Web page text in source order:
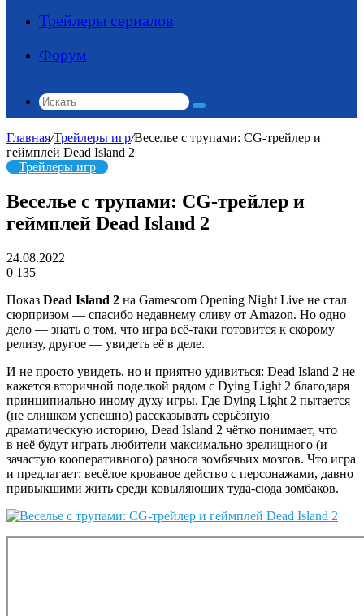
Трейлеры сериалов
Форум
Искать
Главная/Трейлеры игр/Веселье с трупами: CG-трейлер и
геймплей Dead Island 2
Трейлеры игр
Веселье с трупами: CG-трейлер и
геймплей Dead Island 2
24.08.2022
0 135
Показ Dead Island 2 на Gamescom Opening Night Live не стал
сюрпризом — спасибо недавнему сливу от Amazon. Но одно
дело — знать о том, что игра всё-таки готовится к скорому
релизу, другое — увидеть её в деле.
И не просто увидеть, но и приятно удивиться: Dead Island 2 не
кажется вторичной поделкой рядом с Dying Light 2 благодаря
принципиально иному духу игры. Где Dying Light 2 пытается
(не слишком успешно) рассказывать серьёзную
драматическую историю, Dead Island 2 чётко понимает, что
в неё будут играть любители максимально зрелищного (и
зачастую кооперативного) разноса зомбячьих мозгов. Что игра
и предлагает: весёлое кровавое действо с персонажами, давно
привыкшими жить среди ковыляющих туда-сюда зомбаков.